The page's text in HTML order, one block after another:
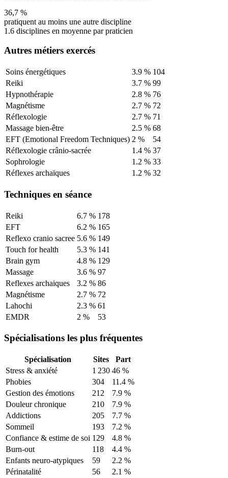
36,7 %
pratiquent au moins une autre discipline
1.6 disciplines en moyenne par praticien
Autres métiers exercés
Soins énergétiques 3.9 % 104
Reiki
3.7 % 99
Hypnothérapie
2.8 % 76
Magnétisme
2.7 % 72
Réflexologie
2.7 % 71
Massage bien-être
2.5 % 68
EFT (Emotional Freedom Techniques) 2 %
54
Réflexologie crânio-sacrée
1.4 % 37
Sophrologie
1.2 % 33
Réflexes archaïques
1.2 % 32
Techniques en séance
Reiki 6.7 % 178
EFT
6.2 % 165
Reflexo cranio sacree 5.6 % 149
Touch for health
5.3 % 141
Brain gym
4.8 % 129
Massage
3.6 % 97
Reflexes archaiques
3.2 % 86
Magnétisme
2.7 % 72
Lahochi
2.3 % 61
EMDR
2 % 53
Spécialisations les plus fréquentes
Spécialisation Sites
Part
Stress & anxiété
1 230 46 %
Phobies
304 11.4 %
Gestion des émotions
212 7.9 %
Douleur chronique
210 7.9 %
Addictions
205 7.7 %
Sommeil
193 7.2 %
Confiance & estime de soi 129 4.8 %
Burn-out
118 4.4 %
Enfants neuro-atypiques
59 2.2 %
Périnatalité
56 2.1 %